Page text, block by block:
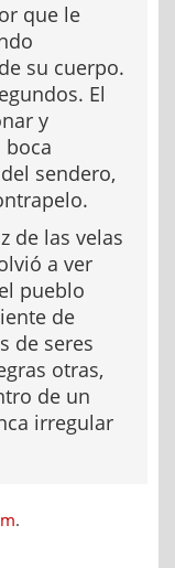
que le
su cuerpo.
El
y
boca
sendero,
de las velas
a ver
pueblo
de
de seres
otras,
de un
irregular
.